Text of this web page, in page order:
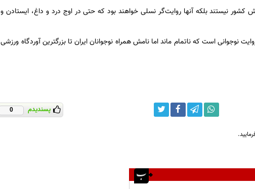
کشور نیستند بلکه آنها روایت‌گر نسلی خواهند بود که حتی در اوج درد و داغ، ایستادن و
نوجوانی‌ است که ناتمام ماند اما نامش همراه نوجوانان ایران تا بزرگترین آوردگاه ورزشی
پسندیدم 0